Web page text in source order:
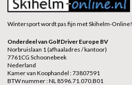
Wintersport wordt pas fijn met Skihelm-Online!
Onderdeel van GolfDriver Europe BV
Norbruislaan 1 (afhaaladres / kantoor)
7761CG Schoonebeek
Nederland
Kamer van Koophandel : 73807591
BTW nummer : NL 8596.71.070.B01